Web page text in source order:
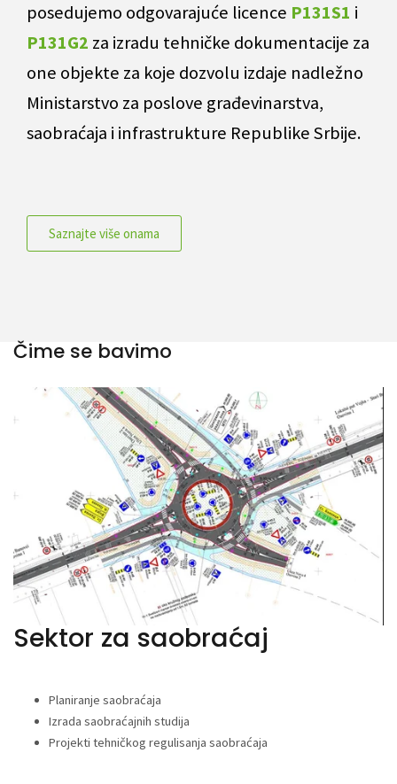
posedujemo odgovarajuće licence P131S1 i
P131G2 za izradu tehničke dokumentacije za
one objekte za koje dozvolu izdaje nadležno
Ministarstvo za poslove građevinarstva,
saobraćaja i infrastrukture Republike Srbije.
Saznajte više onama
Čime se bavimo
Sektor za saobraćaj
Planiranje saobraćaja
Izrada saobraćajnih studija
Projekti tehničkog regulisanja saobraćaja